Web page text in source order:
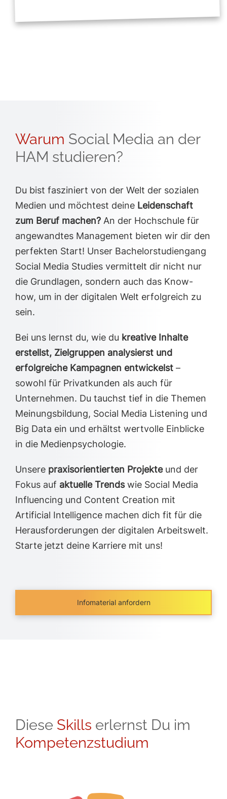
Warum Social Media an der
HAM studieren?
Du bist fasziniert von der Welt der sozialen
Medien und möchtest deine Leidenschaft
zum Beruf machen?An der Hochschule für
angewandtes Management bieten wir dir den
perfekten Start! Unser Bachelorstudiengang
Social Media Studies vermittelt dir nicht nur
die Grundlagen, sondern auch das Know-
how, um in der digitalen Welt erfolgreich zu
sein.
Bei uns lernst du, wie du kreative Inhalte
erstellst, Zielgruppen analysierst und
erfolgreiche Kampagnen entwickelst –
sowohl für Privatkunden als auch für
Unternehmen. Du tauchst tief in die Themen
Meinungsbildung, Social Media Listening und
Big Data ein und erhältst wertvolle Einblicke
in die Medienpsychologie.
Unsere praxisorientierten Projekteund der
Fokus auf aktuelle Trendswie Social Media
Influencing und Content Creation mit
Artificial Intelligence machen dich fit für die
Herausforderungen der digitalen Arbeitswelt.
Starte jetzt deine Karriere mit uns!
Infomaterial anfordern
Diese Skills erlernst Du im
Kompetenzstudium